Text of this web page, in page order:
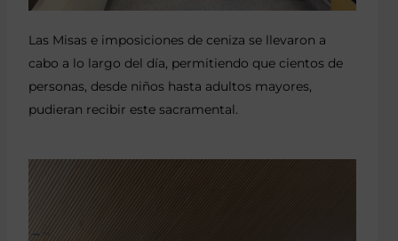
Las Misas e imposiciones de ceniza se llevaron a
cabo a lo largo del día, permitiendo que cientos de
personas, desde niños hasta adultos mayores,
pudieran recibir este sacramental.